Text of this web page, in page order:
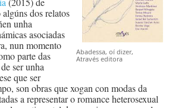
Abadessa, oí dizer,
Através editora
dos relatos
unha
asociadas
nun momento
parte das
ser unha
que ser
son obras que xogan con modas da
a representar o romance heterosexual